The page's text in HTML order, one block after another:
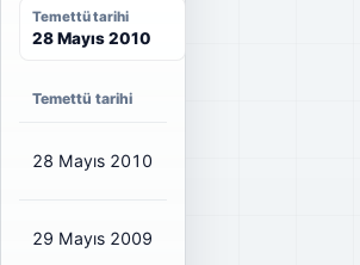
Temettü tarihi
28 Mayıs 2010
Temettü tarihi
28 Mayıs 2010
29 Mayıs 2009